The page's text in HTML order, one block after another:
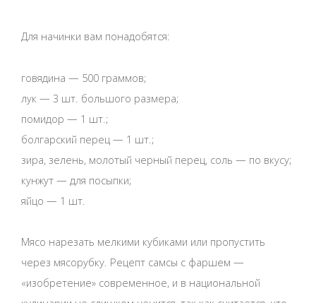
Для начинки вам понадобятся:
говядина — 500 граммов;
лук — 3 шт. большого размера;
помидор — 1 шт.;
болгарский перец — 1 шт.;
зира, зелень, молотый черный перец, соль — по вкусу;
кунжут — для посыпки;
яйцо — 1 шт.
Мясо нарезать мелкими кубиками или пропустить
через мясорубку. Рецепт самсы с фаршем —
«изобретение» современное, и в национальной